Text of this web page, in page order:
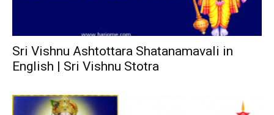
Sri Vishnu Ashtottara Shatanamavali in
English | Sri Vishnu Stotra